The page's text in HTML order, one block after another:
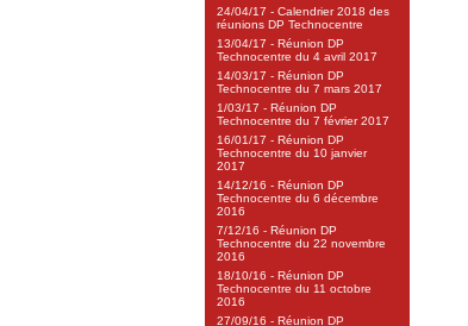
24/04/17 - Calendrier 2018 des
réunions DP Technocentre
13/04/17 - Réunion DP
Technocentre du 4 avril 2017
14/03/17 - Réunion DP
Technocentre du 7 mars 2017
1/03/17 - Réunion DP
Technocentre du 7 février 2017
16/01/17 - Réunion DP
Technocentre du 10 janvier
2017
14/12/16 - Réunion DP
Technocentre du 6 décembre
2016
7/12/16 - Réunion DP
Technocentre du 22 novembre
2016
18/10/16 - Réunion DP
Technocentre du 11 octobre
2016
27/09/16 - Réunion DP